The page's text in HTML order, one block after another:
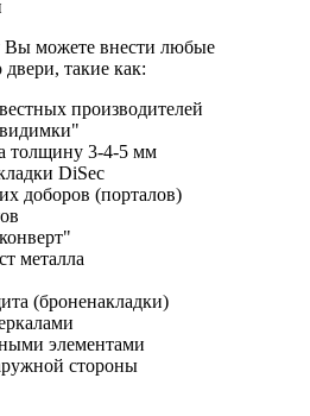
Вы можете внести любые
такие как:
производителей
толщину 3-4-5 мм
DiSec
доборов (порталов)
металла
(броненакладки)
элементами
стороны